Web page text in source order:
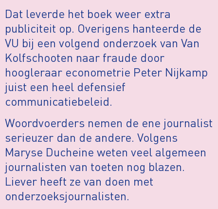
Dat leverde het boek weer extra
publiciteit op. Overigens hanteerde de
VU bij een volgend onderzoek van Van
Kolfschooten naar fraude door
hoogleraar econometrie Peter Nijkamp
juist een heel defensief
communicatiebeleid.
Woordvoerders nemen de ene journalist
serieuzer dan de andere. Volgens
Maryse Ducheine weten veel algemeen
journalisten van toeten nog blazen.
Liever heeft ze van doen met
onderzoeksjournalisten.